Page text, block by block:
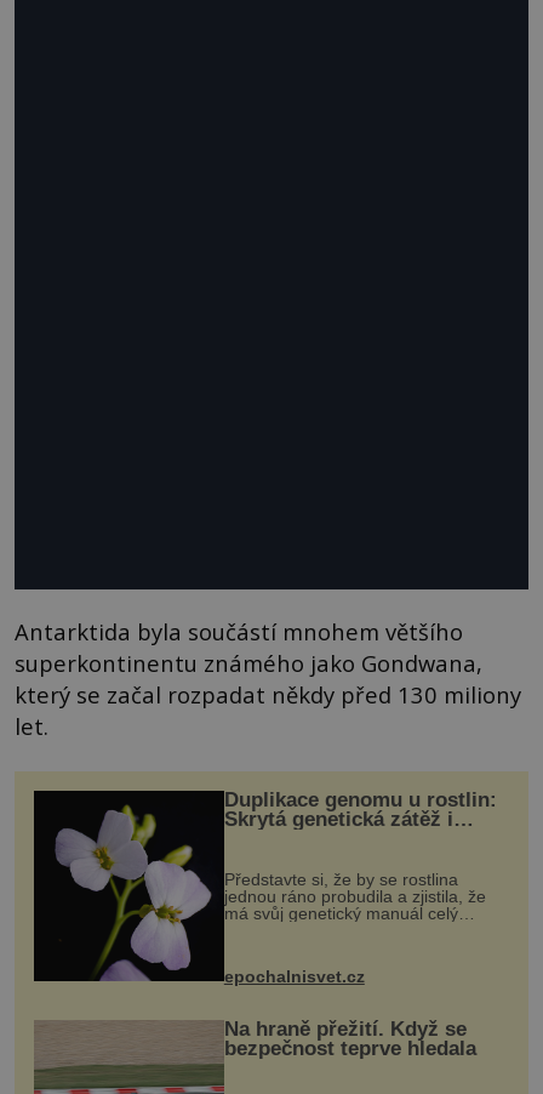
Antarktida byla součástí mnohem většího
superkontinentu známého jako Gondwana,
který se začal rozpadat někdy před 130 miliony
let.
Duplikace genomu u rostlin:
Skrytá genetická zátěž i
Představte si, že by se rostlina
jednou ráno probudila a zjistila, že
má svůj genetický manuál celý
vstupenka...
epochalnisvet.cz
Na hraně přežití. Když se
bezpečnost teprve hledala